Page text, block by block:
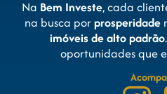
Na Bem Investe, cada
na busca porprosperidade
imóveis de alto padrão.
oportunidades que